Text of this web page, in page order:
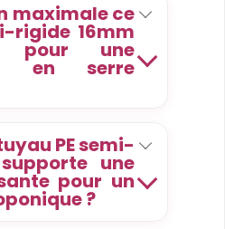
maximale ce
rigide 16mm
pour une
en serre
PE semi-
une
pour un
?